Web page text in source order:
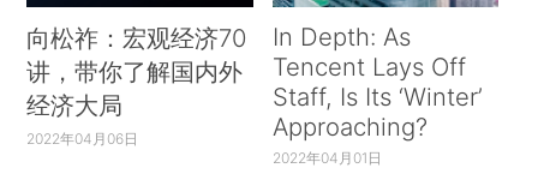
向松祚：宏观经济70
讲，带你了解国内外
经济大局
2022年04月06日
In Depth: As
Tencent Lays Off
Staff, Is Its ‘Winter’
Approaching?
2022年04月01日